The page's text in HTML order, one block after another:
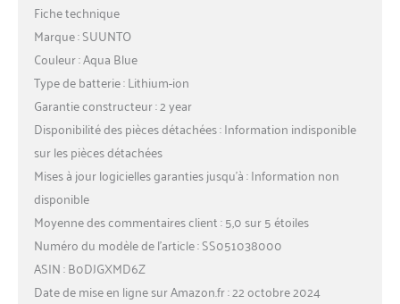
Fiche technique
Marque : SUUNTO
Couleur : Aqua Blue
Type de batterie : Lithium-ion
Garantie constructeur : 2 year
Disponibilité des pièces détachées : Information indisponible
sur les pièces détachées
Mises à jour logicielles garanties jusqu’à : Information non
disponible
Moyenne des commentaires client : 5,0 sur 5 étoiles
Numéro du modèle de l’article : SS051038000
ASIN : B0DJGXMD6Z
Date de mise en ligne sur Amazon.fr : 22 octobre 2024